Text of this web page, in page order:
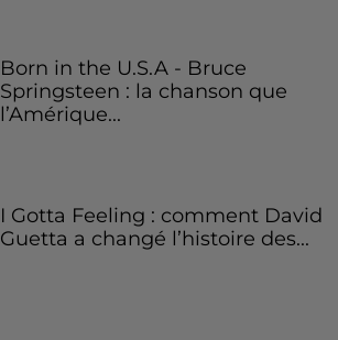
Born in the U.S.A - Bruce
Springsteen : la chanson que
l’Amérique...
I Gotta Feeling : comment David
Guetta a changé l’histoire des...